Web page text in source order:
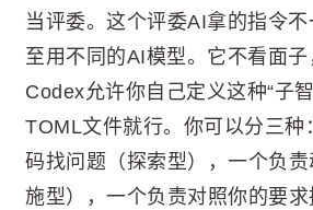
当评委。这个评委AI拿的指令
至用不同的AI模型。它不看面子
Codex允许你自己定义这种“子
TOML文件就行。你可以分三种
码找问题（探索型），一个负
施型），一个负责对照你的要